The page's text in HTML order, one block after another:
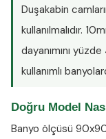
Duşakabin
kullanılmalıdır.
dayanımını
kullanımlı
Doğru Model
Banyo ölçüsü